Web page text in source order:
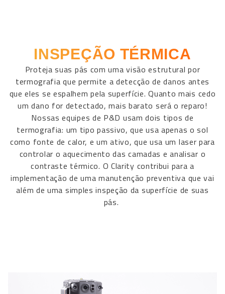
INSPEÇÃO TÉRMICA
Proteja suas pás com uma visão estrutural por
termografia que permite a detecção de danos antes
que eles se espalhem pela superfície. Quanto mais cedo
um dano for detectado, mais barato será o reparo!
Nossas equipes de P&D usam dois tipos de
termografia: um tipo passivo, que usa apenas o sol
como fonte de calor, e um ativo, que usa um laser para
controlar o aquecimento das camadas e analisar o
contraste térmico. O Clarity contribui para a
implementação de uma manutenção preventiva que vai
além de uma simples inspeção da superfície de suas
pás.